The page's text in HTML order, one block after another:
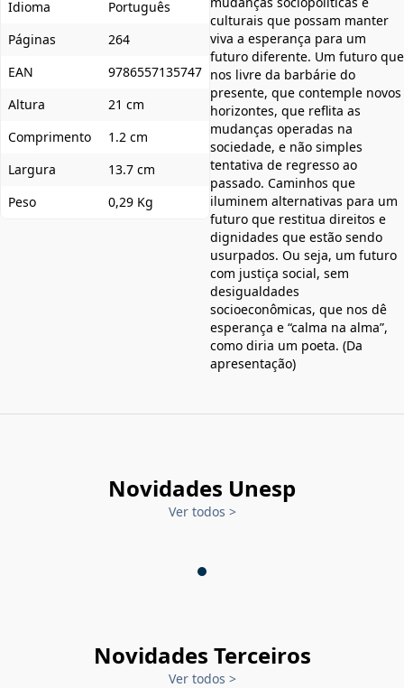
Idioma
Português
Páginas
264
EAN
9786557135747
Altura
21 cm
Comprimento
1.2 cm
Largura
13.7 cm
Peso
0,29 Kg
culturais que possam manter
viva a esperança para um
futuro diferente. Um futuro que
nos livre da barbárie do
presente, que contemple novos
horizontes, que reflita as
mudanças operadas na
sociedade, e não simples
tentativa de regresso ao
passado. Caminhos que
iluminem alternativas para um
futuro que restitua direitos e
dignidades que estão sendo
usurpados. Ou seja, um futuro
com justiça social, sem
desigualdades
socioeconômicas, que nos dê
esperança e “calma na alma”,
como diria um poeta. (Da
apresentação)
Novidades Unesp
Ver todos >
Novidades Terceiros
Ver todos >